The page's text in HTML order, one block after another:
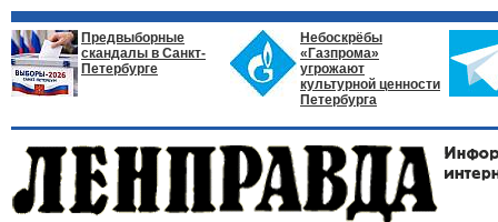
Предвыборные
скандалы в Санкт-
Петербурге
Небоскрёбы
«Газпрома»
угрожают
культурной ценности
Петербурга